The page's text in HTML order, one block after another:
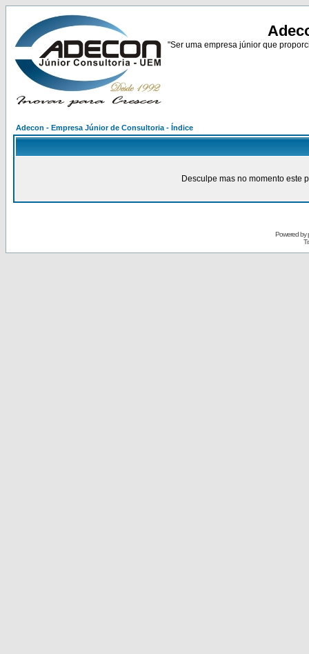
"Ser uma empresa júnior que
Adecon - Empresa Júnior de Consultoria - Índice
Desculpe mas no momento este
Powered by